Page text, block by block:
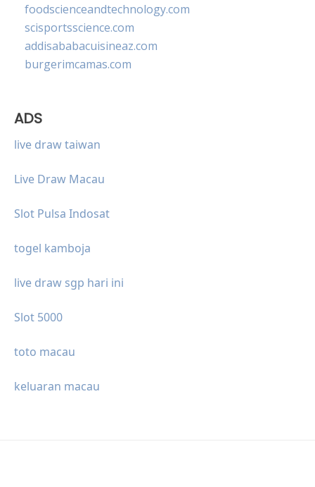
foodscienceandtechnology.com
scisportsscience.com
addisababacuisineaz.com
burgerimcamas.com
ADS
live draw taiwan
Live Draw Macau
Slot Pulsa Indosat
togel kamboja
live draw sgp hari ini
Slot 5000
toto macau
keluaran macau